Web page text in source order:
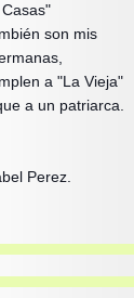
Casas"
son mis
a "La Vieja"
a un patriarca.
Perez.